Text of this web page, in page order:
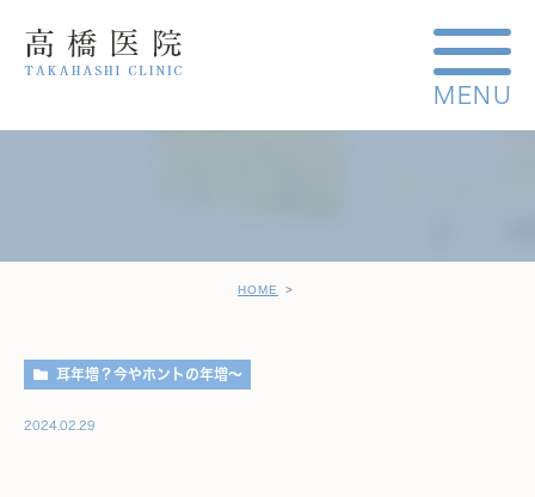
HOME
耳年増？今やホントの年増～
2024.02.29